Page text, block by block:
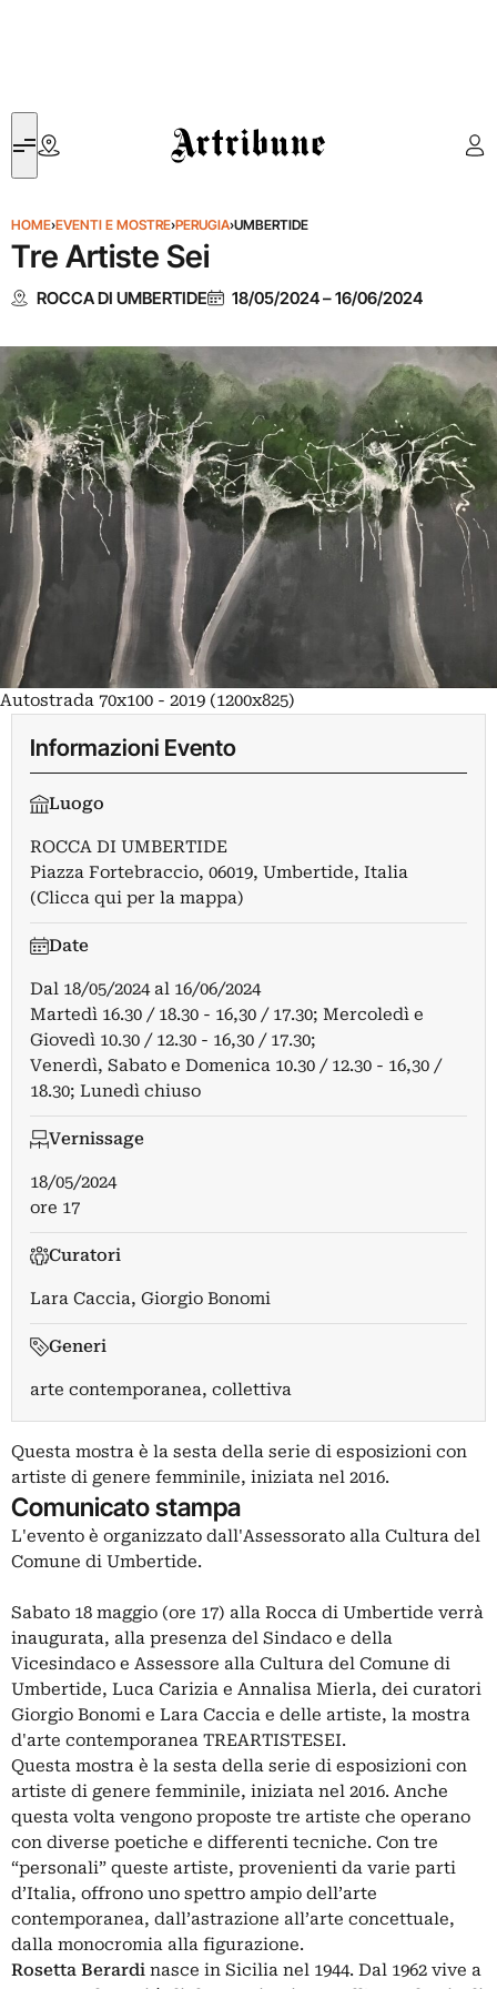
Artribune
HOME›EVENTI E MOSTRE›PERUGIA›UMBERTIDE
Tre Artiste Sei
ROCCA DI UMBERTIDE 18/05/2024–16/06/2024
Autostrada 70x100 - 2019 (1200x825)
Informazioni Evento
Luogo
ROCCA DI UMBERTIDE
Piazza Fortebraccio, 06019, Umbertide, Italia
(Clicca qui per la mappa)
Date
Dal 18/05/2024al 16/06/2024
Martedì 16.30 / 18.30 - 16,30 / 17.30; Mercoledì e
Giovedì 10.30 / 12.30 - 16,30 / 17.30;
Venerdì, Sabato e Domenica 10.30 / 12.30 - 16,30 /
18.30; Lunedì chiuso
Vernissage
18/05/2024
ore 17
Curatori
Lara Caccia, Giorgio Bonomi
Generi
arte contemporanea, collettiva
Questa mostra è la sesta della serie di esposizioni con
artiste di genere femminile, iniziata nel 2016.
Comunicato stampa
L'evento è organizzato dall'Assessorato alla Cultura del
Comune di Umbertide.
Sabato 18 maggio (ore 17) alla Rocca di Umbertide verrà
inaugurata, alla presenza del Sindaco e della
Vicesindaco e Assessore alla Cultura del Comune di
Umbertide, Luca Carizia e Annalisa Mierla, dei curatori
Giorgio Bonomi e Lara Caccia e delle artiste, la mostra
d'arte contemporanea TREARTISTESEI.
Questa mostra è la sesta della serie di esposizioni con
artiste di genere femminile, iniziata nel 2016. Anche
questa volta vengono proposte tre artiste che operano
con diverse poetiche e differenti tecniche. Con tre
“personali” queste artiste, provenienti da varie parti
d’Italia, offrono uno spettro ampio dell’arte
contemporanea, dall’astrazione all’arte concettuale,
dalla monocromia alla figurazione.
Rosetta Berardi nasce in Sicilia nel 1944. Dal 1962 vive a